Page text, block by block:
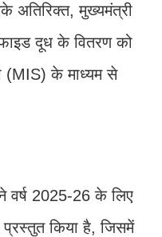
अतिरिक्त, मुख्यमंत्री
दूध के वितरण को
(MIS) के माध्यम से
वर्ष 2025-26 के लिए
किया है, जिसमें